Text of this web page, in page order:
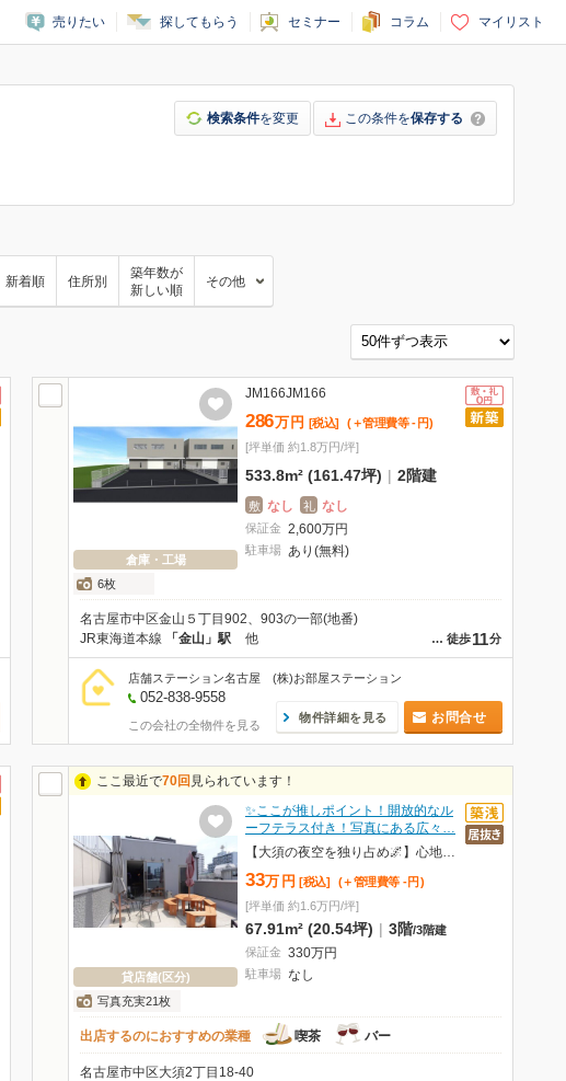
売りたい 探してもらう セミナー コラム マイリスト
検索条件を変更 この条件を保存する
新着順 住所別
築年数が
新しい順
その他
倉庫・工場
6枚
JM166JM166
286万 円 [税込] (＋管理費等 - 円)
[坪単価 約1.8万円/坪]
533.8m² (161.47坪) | 2階建
敷 なし 礼 なし
保証金 2,600万円
駐車場 あり(無料)
名古屋市中区金山５丁目902、903の一部(地番)
… 徒歩11分
JR東海道本線 「金山」駅 他
店舗ステーション名古屋 (株)お部屋ステーション
052-838-9558
この会社の全物件を見る
物件詳細を見る お問合せ
ここ最近で70回 見られています！
貸店舗(区分)
写真充実21枚
✨ここが推しポイント！開放的なル
ーフテラス付き！写真にある広々…
【大須の夜空を独り占め🌌】心地いい風と、最高の1杯を。絶対通いたくなるテラス空間…🥂✨
33万 円 [税込] (＋管理費等 - 円 )
[坪単価 約1.6万円/坪]
67.91m² (20.54坪) | 3階/3階建
保証金 330万円
駐車場 なし
出店するのにおすすめの業種 喫茶 バー
名古屋市中区大須2丁目18-40